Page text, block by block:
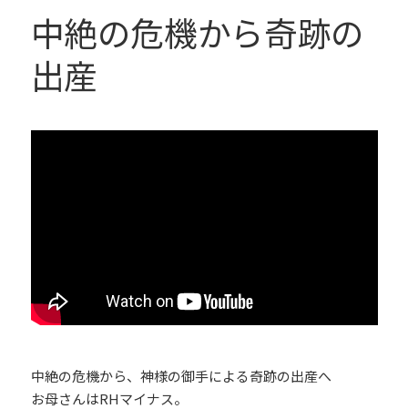
中絶の危機から奇跡の
出産
中絶の危機から、神様の御手による奇跡の出産へ
お母さんはRHマイナス。